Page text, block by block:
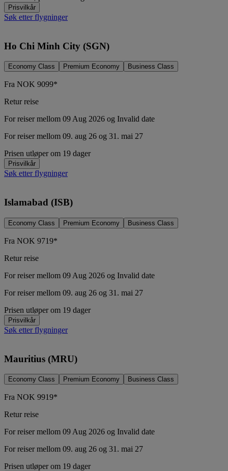
Prisvilkår
Søk etter flygninger
Ho Chi Minh City (SGN)
Economy Class Premium Economy Business Class
Fra NOK 9099*
Retur reise
For reiser mellom 09 Aug 2026 og Invalid date
For reiser mellom 09. aug 26 og 31. mai 27
Prisen utløper om 19 dager
Prisvilkår
Søk etter flygninger
Islamabad (ISB)
Economy Class Premium Economy Business Class
Fra NOK 9719*
Retur reise
For reiser mellom 09 Aug 2026 og Invalid date
For reiser mellom 09. aug 26 og 31. mai 27
Prisen utløper om 19 dager
Prisvilkår
Søk etter flygninger
Mauritius (MRU)
Economy Class Premium Economy Business Class
Fra NOK 9919*
Retur reise
For reiser mellom 09 Aug 2026 og Invalid date
For reiser mellom 09. aug 26 og 31. mai 27
Prisen utløper om 19 dager